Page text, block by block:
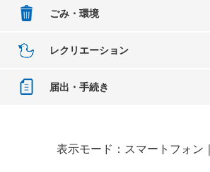
ごみ・環境
レクリエーション
届出・手続き
表示モード：スマートフォン｜